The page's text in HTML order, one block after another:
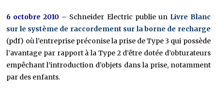
6 octobre 2010 – Schneider Electric publie un Livre Blanc
sur le système de raccordement sur la borne de recharge
(pdf) où l’entreprise préconise la prise de Type 3 qui possède
l’avantage par rapport à la Type 2 d’être dotée d’obturateurs
empêchant l’introduction d’objets dans la prise, notamment
par des enfants.